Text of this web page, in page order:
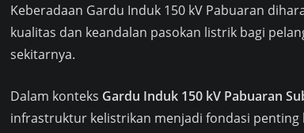
Keberadaan Gardu Induk 150 kV Pabuaran
kualitas dan keandalan pasokan listrik bagi
sekitarnya.
Dalam konteks Gardu Induk 150 kV Pabuaran
infrastruktur kelistrikan menjadi fondasi penting